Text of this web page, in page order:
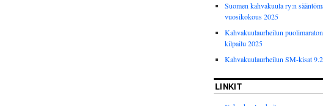
Suomen kahvakuula ry:n
vuosikokous 2025
Kahvakuulaurheilun
kilpailu 2025
Kahvakuulaurheilun SM-kisat
LINKIT